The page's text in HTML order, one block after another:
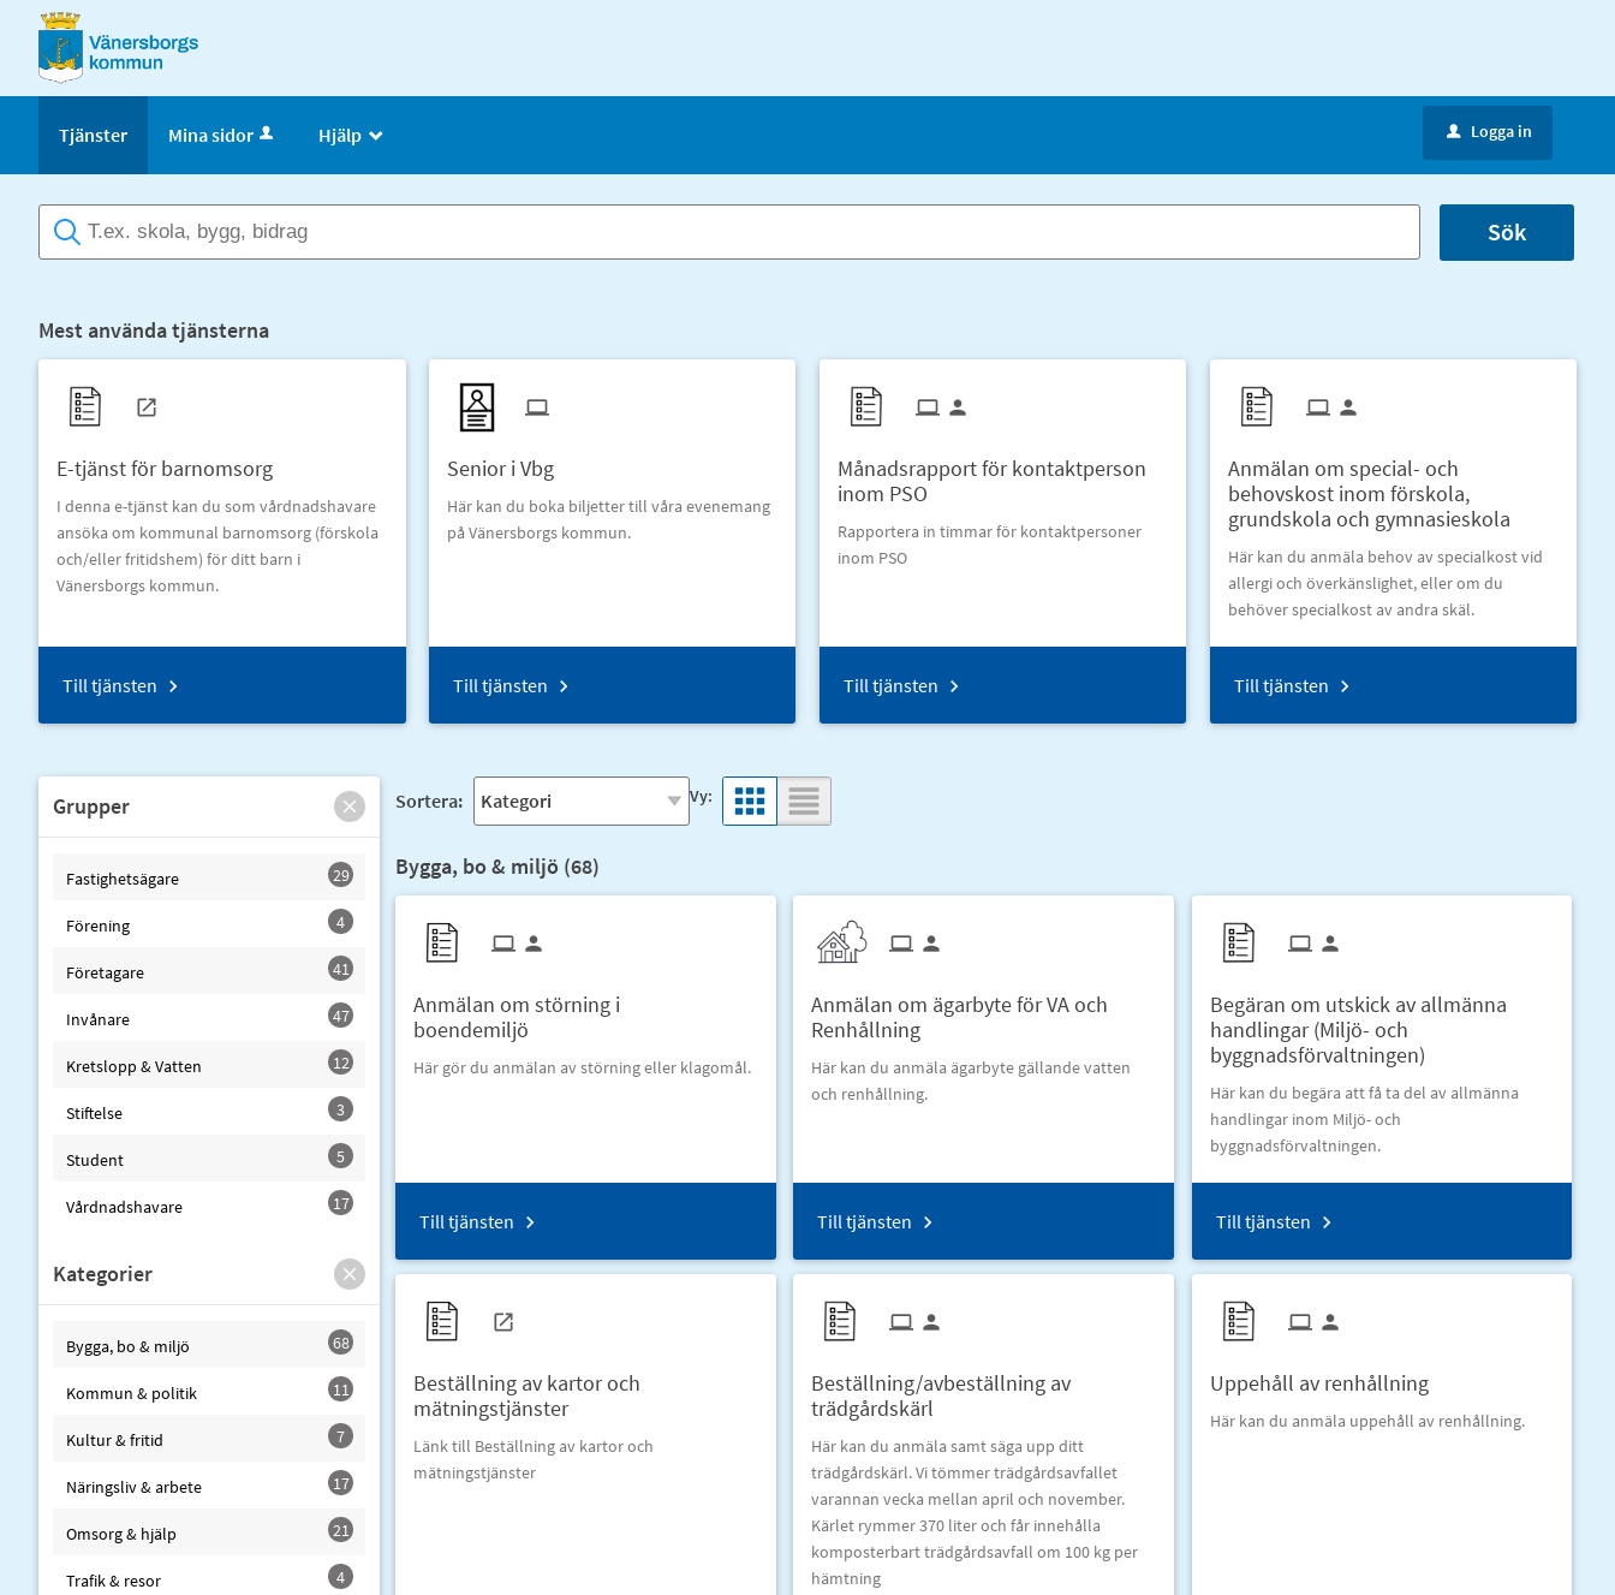
Välkommen
Vänersborgs
kommun
Tjänster Mina sidor Hjälp _ u Logga in
Sök
Mest använda tjänsterna
E-tjänst för barnomsorg
I denna e-tjänst kan du som vårdnadshavare
ansöka om kommunal barnomsorg (förskola
och/eller fritidshem) för ditt barn i
Vänersborgs kommun.
Till tjänsten
Senior i Vbg
Här kan du boka biljetter till våra evenemang
på Vänersborgs kommun.
Till tjänsten
Månadsrapport för kontaktperson
inom PSO
Rapportera in timmar för kontaktpersoner
inom PSO
Till tjänsten
Anmälan om special- och
behovskost inom förskola,
grundskola och gymnasieskola
Här kan du anmäla behov av specialkost vid
allergi och överkänslighet, eller om du
behöver specialkost av andra skäl.
Till tjänsten
Grupper
Fastighetsägare 29
Förening 4
Företagare 41
Invånare 47
Kretslopp & Vatten 12
Stiftelse 3
Student 5
Vårdnadshavare 17
Kategorier
Bygga, bo & miljö 68
Kommun & politik 11
Kultur & fritid 7
Näringsliv & arbete 17
Omsorg & hjälp 21
Trafik & resor 4
Sortera: Vy:
Bygga, bo & miljö (68)
Anmälan om störning i
boendemiljö
Här gör du anmälan av störning eller klagomål.
Till tjänsten
Anmälan om ägarbyte för VA och
Renhållning
Här kan du anmäla ägarbyte gällande vatten
och renhållning.
Till tjänsten
Begäran om utskick av allmänna
handlingar (Miljö- och
byggnadsförvaltningen)
Här kan du begära att få ta del av allmänna
handlingar inom Miljö- och
byggnadsförvaltningen.
Till tjänsten
Beställning av kartor och
mätningstjänster
Länk till Beställning av kartor och
mätningstjänster
Beställning/avbeställning av
trädgårdskärl
Här kan du anmäla samt säga upp ditt
trädgårdskärl. Vi tömmer trädgårdsavfallet
varannan vecka mellan april och november.
Kärlet rymmer 370 liter och får innehålla
komposterbart trädgårdsavfall om 100 kg per
hämtning
Uppehåll av renhållning
Här kan du anmäla uppehåll av renhållning.